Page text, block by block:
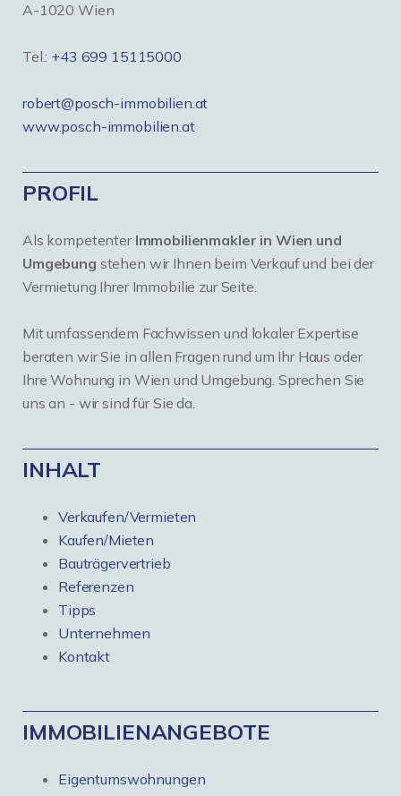
A-1020 Wien
Tel.: +43 699 15115000
robert@posch-immobilien.at
www.posch-immobilien.at
PROFIL
Als kompetenter Immobilienmakler in Wien und
Umgebung stehen wir Ihnen beim Verkauf und bei der
Vermietung Ihrer Immobilie zur Seite.
Mit umfassendem Fachwissen und lokaler Expertise
beraten wir Sie in allen Fragen rund um Ihr Haus oder
Ihre Wohnung in Wien und Umgebung. Sprechen Sie
uns an - wir sind für Sie da.
INHALT
Verkaufen/Vermieten
Kaufen/Mieten
Bauträgervertrieb
Referenzen
Tipps
Unternehmen
Kontakt
IMMOBILIENANGEBOTE
Eigentumswohnungen